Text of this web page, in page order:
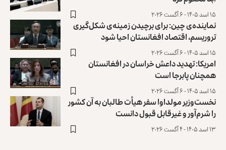
۱۵ اسد ۱۴۰۵ - ۶ آگست ۲۰۲۶
نماینده‌ی چین: برای برچیدن زمینه‌ی شکل‌گیری
تروریسم، اقتصاد افغانستان احیا شود
۱۵ اسد ۱۴۰۵ - ۶ آگست ۲۰۲۶
امریکا: تهدید داعش خراسان در افغانستان
همچنان پابرجا است
۱۵ اسد ۱۴۰۵ - ۶ آگست ۲۰۲۶
نخست‌وزیر مولداوا سفر هیأت طالبان به آن کشور
را شرم‌آور و غیرقابل قبول دانست
۱۳ اسد ۱۴۰۵ - ۴ آگست ۲۰۲۶